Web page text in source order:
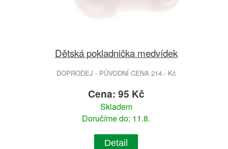
Dětská pokladnička medvídek
DOPRODEJ - PŮVODNÍ CENA 214.- Kč
Cena: 95 Kč
Skladem
Doručíme do: 11.8.
Detail